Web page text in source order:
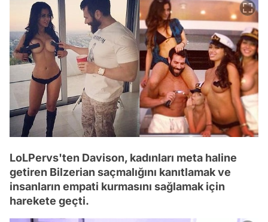
LoLPervs'ten Davison, kadınları meta haline
getiren Bilzerian saçmalığını kanıtlamak ve
insanların empati kurmasını sağlamak için
harekete geçti.